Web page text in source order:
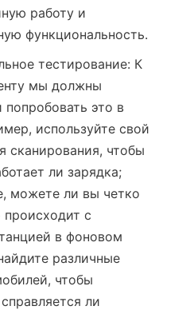
работу и
функциональность.
тестирование: К
мы должны
попробовать это в
используйте свой
сканирования, чтобы
ли зарядка;
можете ли вы четко
происходит с
в фоновом
различные
чтобы
ли